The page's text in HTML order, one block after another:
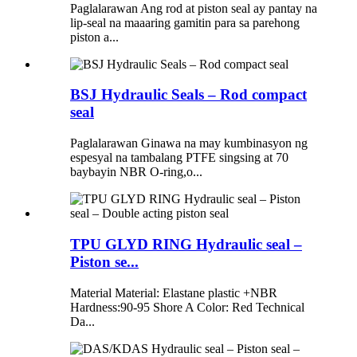
Paglalarawan Ang rod at piston seal ay pantay na
lip-seal na maaaring gamitin para sa parehong
piston a...
BSJ Hydraulic Seals – Rod compact
seal
Paglalarawan Ginawa na may kumbinasyon ng
espesyal na tambalang PTFE singsing at 70
baybayin NBR O-ring,o...
TPU GLYD RING Hydraulic seal –
Piston se...
Material Material: Elastane plastic +NBR
Hardness:90-95 Shore A Color: Red Technical
Da...